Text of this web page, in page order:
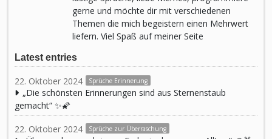
gerne und möchte dir mit verschiedenen
Themen die mich begeistern einen Mehrwert
liefern. Viel Spaß auf meiner Seite
Latest entries
22. Oktober 2024 Sprüche Erinnerung
„Die schönsten Erinnerungen sind aus Sternenstaub
gemacht“ ✨🌠
22. Oktober 2024 Sprüche zur Überraschung